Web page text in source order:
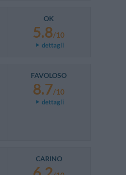
OK
5.8/10
dettagli
FAVOLOSO
8.7/10
dettagli
CARINO